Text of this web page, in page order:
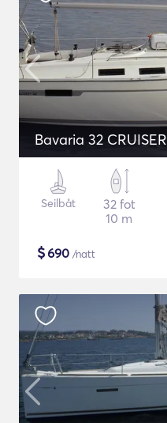
Bavaria 32 CRUISER
Seilbåt
32 fot
10 m
$690 /natt